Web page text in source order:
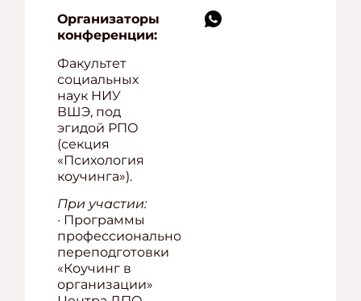
Организаторы
конференции:
Факультет
социальных
наук НИУ
ВШЭ, под
эгидой РПО
(секция
«Психология
коучинга»).
При участии:
· Программы
профессиональной
переподготовки
«Коучинг в
организации»